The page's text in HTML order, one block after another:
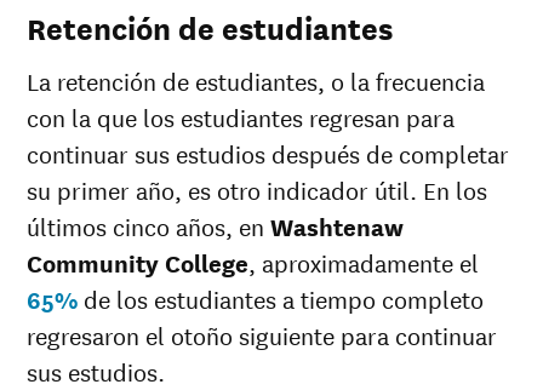
Isleño del
Blanca 30%
Múltiples
razas
21%
Raza
desconocida
27%
Retención de estudiantes
La retención de estudiantes, o la frecuencia
con la que los estudiantes regresan para
continuar sus estudios después de completar
su primer año, es otro indicador útil. En los
últimos cinco años, enWashtenaw
Community College, aproximadamente el
65% de los estudiantes a tiempo completo
regresaron el otoño siguiente para continuar
sus estudios.